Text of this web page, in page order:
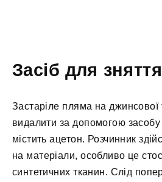
Засіб для
Застаріле пляма на
видалити за допомогою
містить ацетон. Розчинник
на матеріали, особливо це
синтетичних тканин. Слід